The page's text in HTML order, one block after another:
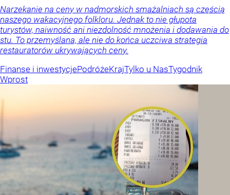
Narzekanie na ceny w nadmorskich smażalniach są częścią
naszego wakacyjnego folkloru. Jednak to nie głupota
turystów, naiwność ani niezdolność mnożenia i dodawania do
stu. To przemyślana, ale nie do końca uczciwa strategia
restauratorów ukrywających ceny.
Finanse i inwestycjePodróżeKrajTylko u NasTygodnik
Wprost